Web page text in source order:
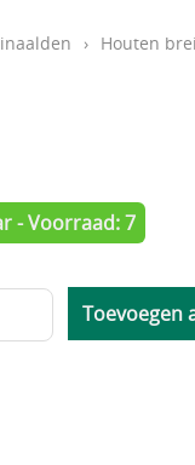
› Houten
- Voorraad: 7